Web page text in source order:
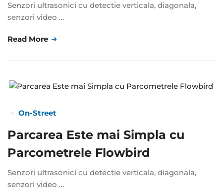
Senzori ultrasonici cu detectie verticala, diagonala,
senzori video …
Read More
On-Street
Parcarea Este mai Simpla cu
Parcometrele Flowbird
Senzori ultrasonici cu detectie verticala, diagonala,
senzori video …